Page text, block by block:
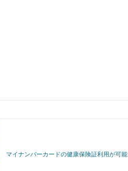
マイナンバーカードの健康保険証利用が可能